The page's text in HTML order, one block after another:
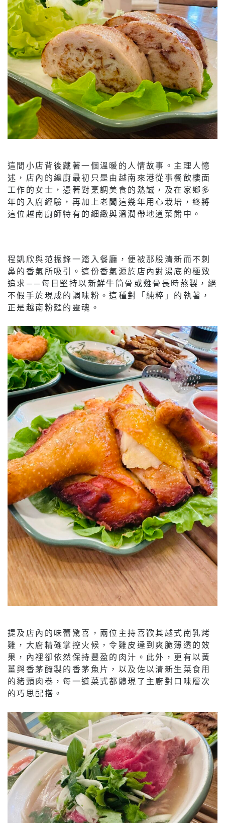
這間小店背後藏著一個溫暖的人情故事。主理人憶
述，店內的總廚最初只是由越南來港從事餐飲樓面
工作的女士，憑著對烹調美食的熱誠，及在家鄉多
年的入廚經驗，再加上老闆這幾年用心栽培，終將
這位越南廚師特有的細緻與溫潤帶地道菜餚中。
程凱欣與范振鋒一踏入餐廳，便被那股清新而不刺
鼻的香氣所吸引。這份香氣源於店內對湯底的極致
追求——每日堅持以新鮮牛筒骨或雞骨長時熬製，絕
不假手於現成的調味粉。這種對「純粹」的執著，
正是越南粉麵的靈魂。
提及店內的味蕾驚喜，兩位主持喜歡其越式南乳烤
雞，大廚精確掌控火候，令雞皮達到爽脆薄透的效
果，內裡卻依然保持豐盈的肉汁。此外，更有以黃
薑與香茅醃製的香茅魚片，以及佐以清新生菜食用
的豬頸肉卷，每一道菜式都體現了主廚對口味層次
的巧思配搭。